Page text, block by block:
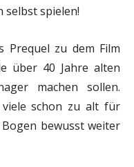
selbst spielen!
Prequel zu dem Film
über 40 Jahre alten
machen sollen.
schon zu alt für
bewusst weiter